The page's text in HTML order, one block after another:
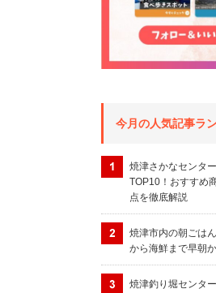
今月の人気記事ラ
焼津さかなセンタ
TOP10！おすすめ
点を徹底解説
焼津市内の朝ごは
から海鮮まで早朝
焼津釣り堀センタ